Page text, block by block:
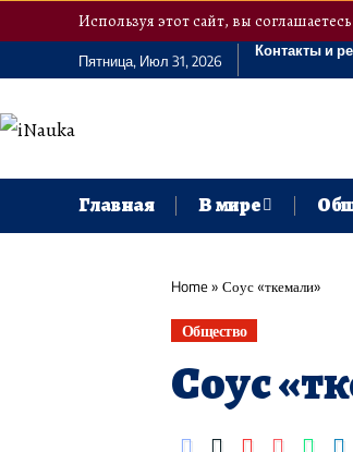
Используя этот сайт, вы
Пятница, Июл 31, 2026
Контакты и
Главная В мире
Home» Соус «ткемали»
Общество
Соус